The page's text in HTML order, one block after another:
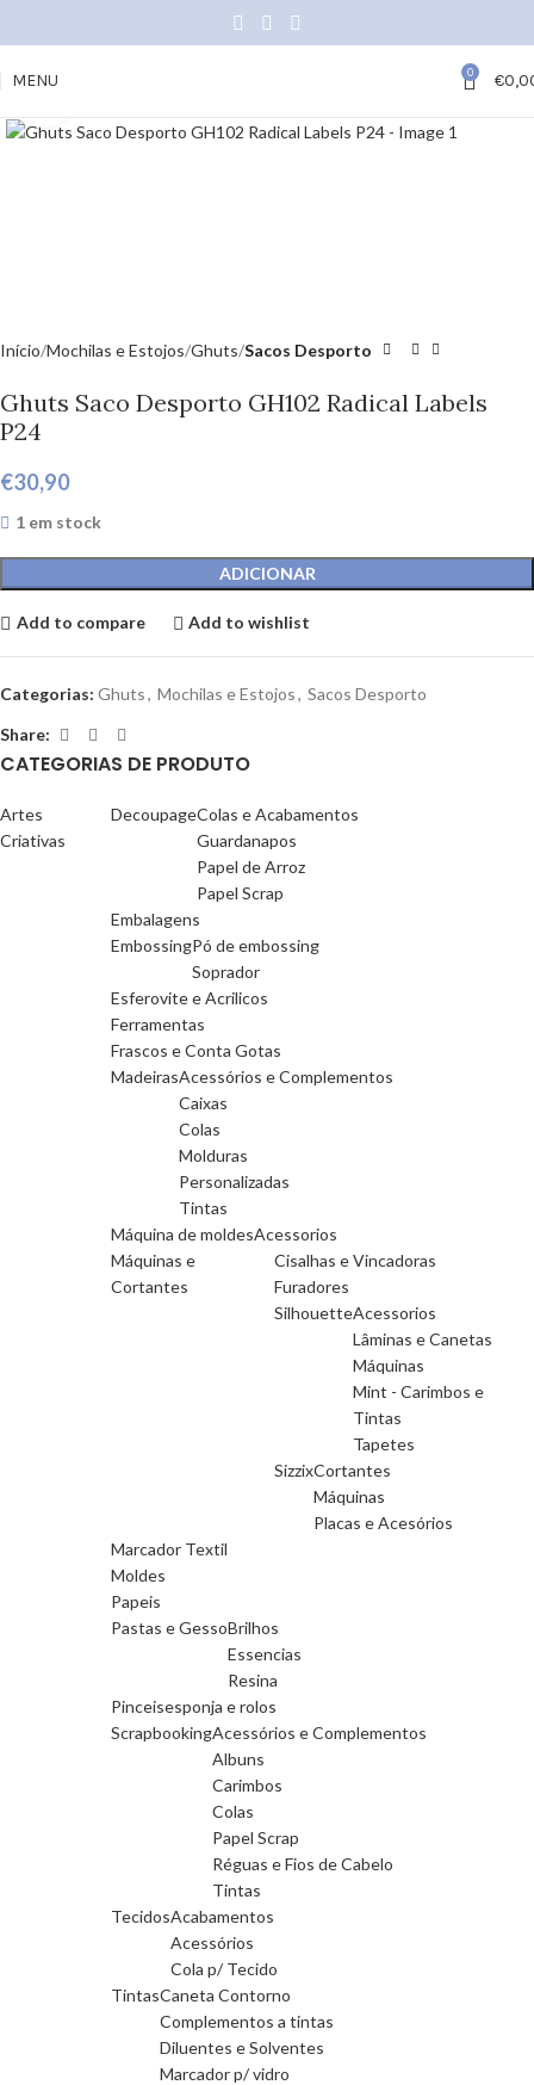
MENU 0 €
Início Mochilas e Estojos Ghuts Sacos Desporto
Ghuts Saco Desporto GH102 Radical Labels
P24
€30,90
1 em stock
ADICIONAR
Add to compare Add to wishlist
Categorias: Ghuts, Mochilas e Estojos, Sacos Desporto
Share:
CATEGORIAS DE PRODUTO
Artes
Criativas
DecoupageColas e Acabamentos
Guardanapos
Papel de Arroz
Papel Scrap
Embalagens
EmbossingPó de embossing
Soprador
Esferovite e Acrilicos
Ferramentas
Frascos e Conta Gotas
MadeirasAcessórios e Complementos
Caixas
Colas
Molduras
Personalizadas
Tintas
Máquina de moldesAcessorios
Máquinas e
Cortantes
Cisalhas e Vincadoras
Furadores
SilhouetteAcessorios
Lâminas e Canetas
Máquinas
Mint - Carimbos e
Tintas
Tapetes
SizzixCortantes
Máquinas
Placas e Acesórios
Marcador Textil
Moldes
Papeis
Pastas e GessoBrilhos
Essencias
Resina
Pinceisesponja e rolos
ScrapbookingAcessórios e Complementos
Albuns
Carimbos
Colas
Papel Scrap
Réguas e Fios de Cabelo
Tintas
TecidosAcabamentos
Acessórios
Cola p/ Tecido
TintasCaneta Contorno
Complementos a tintas
Diluentes e Solventes
Marcador p/ vidro